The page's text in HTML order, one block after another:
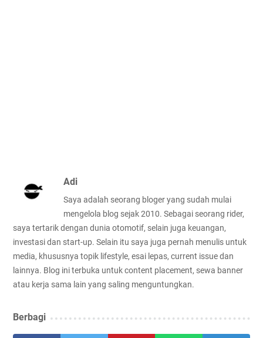
Adi
Saya adalah seorang bloger yang sudah mulai
mengelola blog sejak 2010. Sebagai seorang rider,
saya tertarik dengan dunia otomotif, selain juga keuangan,
investasi dan start-up. Selain itu saya juga pernah menulis untuk
media, khususnya topik lifestyle, esai lepas, current issue dan
lainnya. Blog ini terbuka untuk content placement, sewa banner
atau kerja sama lain yang saling menguntungkan.
Berbagi